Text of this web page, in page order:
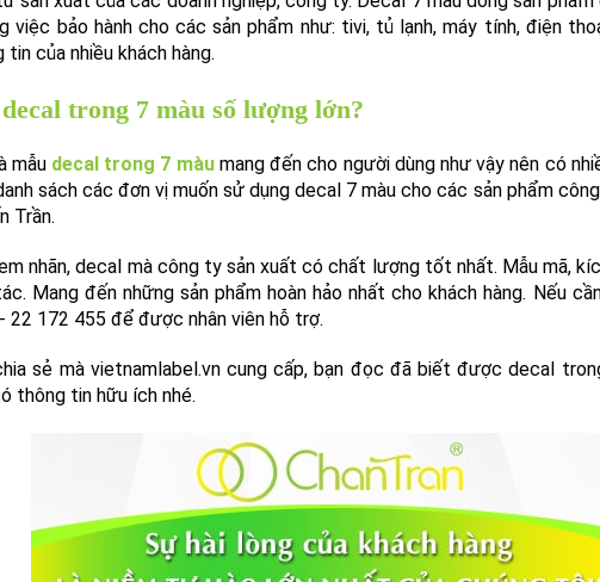
việc bảo hành cho các sản phẩm như: tivi, tủ lạnh, máy tính, điện
của nhiều khách hàng.
trong 7 màu số lượng lớn?
mẫu decal trong 7 màumang đến cho người dùng như vậy nên có
sách các đơn vị muốn sử dụng decal 7 màu cho các sản phẩm
Trần.
nhãn, decal mà công ty sản xuất có chất lượng tốt nhất. Mẫu mã,
Mang đến những sản phẩm hoàn hảo nhất cho khách hàng. Nếu
22 172 455 để được nhân viên hỗ trợ.
sẻ mà vietnamlabel.vn cung cấp, bạn đọc đã biết được decal
thông tin hữu ích nhé.